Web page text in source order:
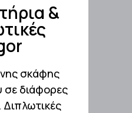
&
σκάφης
σε διάφορες
&